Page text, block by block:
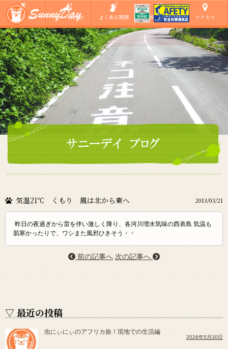
ショップ ツアーMENU よくある質問 ご参加の方へ アクセス
気温21℃ くもり 風は北から東へ 2013/03/21
昨日の夜過ぎから雷を伴い激しく降り、各河川増水気味の西表島 気温も
肌寒かったりで、ワシまた風邪ひきそう・・
前の記事へ 次の記事へ
▽ 最近の投稿
虫にぃにぃのアフリカ旅！現地での生活編
2026年5月30日